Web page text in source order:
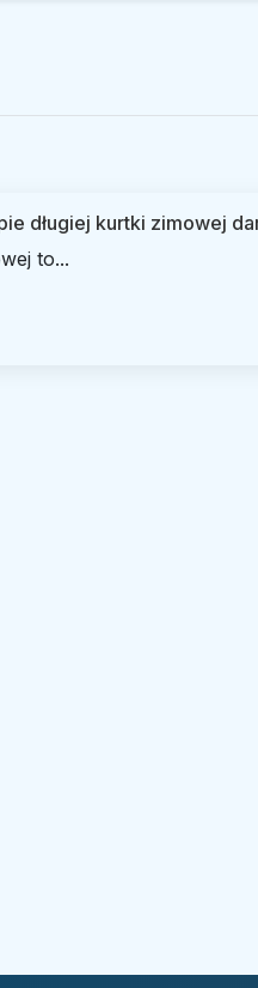
długiej kurtki zimowej
to...